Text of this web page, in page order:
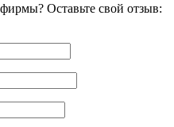
Оставьте свой отзыв: